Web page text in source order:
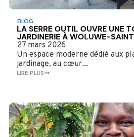
BLOG
LA SERRE OUTIL OUVRE UNE
JARDINERIE À WOLUWE-
27 mars 2026
Un espace moderne dédié aux
jardinage, au cœur...
LIRE PLUS